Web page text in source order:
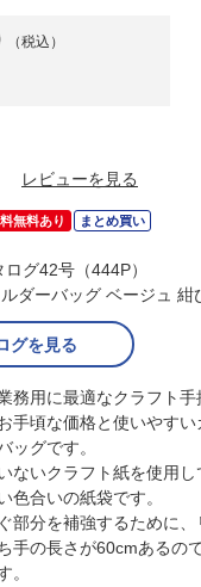
）52×10×42
（税込）
レビューを見る
無料あり まとめ買い
グ42号（444P）
グを見る
ダーバッグ ベージュ 紺
務用に最適なクラフト手
手頃な価格と使いやすい
ッグです。
ないクラフト紙を使用し
色合いの紙袋です。
部分を補強するために、
手の長さが60cmあるの
。